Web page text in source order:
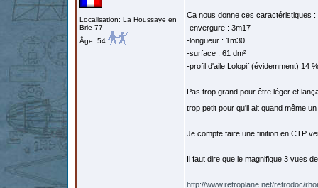
Localisation: La Houssaye en
Brie 77
Âge: 54
Ca nous donne ces caractéristiques :
-envergure : 3m17
-longueur : 1m30
-surface : 61 dm²
-profil d'aile Lolopif (évidemment) 14
Pas trop grand pour être léger et
trop petit pour qu'il ait quand même
Je compte faire une finition en CTP
Il faut dire que le magnifique 3 vues
http://www.retroplane.net/retrodoc/